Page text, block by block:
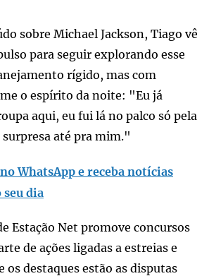
sobre Michael Jackson, Tiago vê
para seguir explorando esse
rígido, mas com
o espírito da noite: "Eu já
aqui, eu fui lá no palco só pela
até pra mim."
WhatsApp e receba notícias
seu dia
Estação Net promove concursos
de ações ligadas a estreias e
os destaques estão as disputas